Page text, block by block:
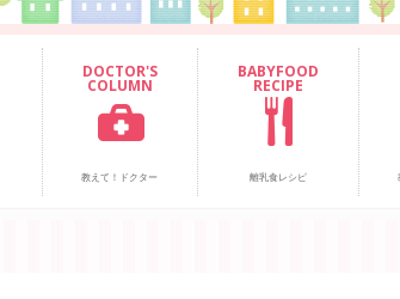
DOCTOR'S
COLUMN
教えて！ドクター
BABYFOOD
RECIPE
離乳食レシピ